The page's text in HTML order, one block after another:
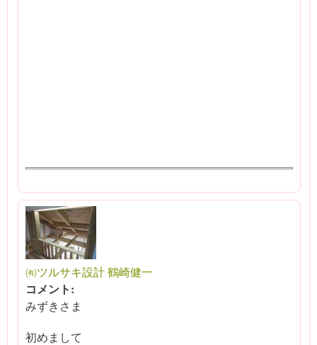
㈲ツルサキ設計 鶴崎健一
コメント:
みずきさま
初めまして